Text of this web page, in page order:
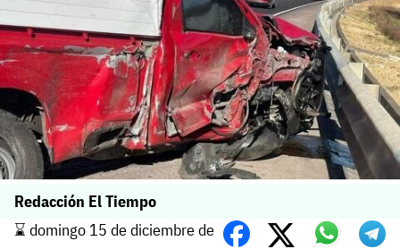
Redacción El Tiempo
⌛️ domingo 15 de diciembre de